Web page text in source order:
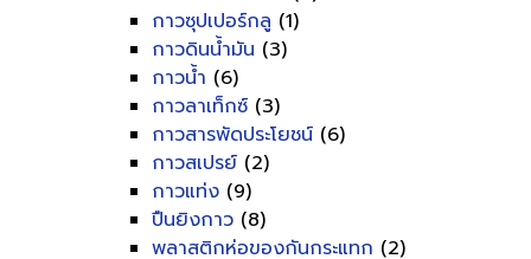
กาวซุปเปอร์กลู (1)
กาวดินน้ำมัน (3)
กาวน้ำ (6)
กาวลาเท็กซ์ (3)
กาวสารพัดประโยชน์ (6)
กาวสเปรย์ (2)
กาวแท่ง (9)
ปืนยิงกาว (8)
พลาสติกห่อของกันกระแทก (2)